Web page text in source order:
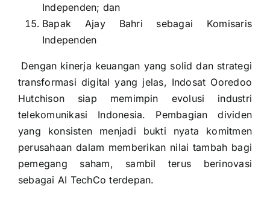
Independen; dan
Bapak Ajay Bahri sebagai Komisaris
Independen
Dengan kinerja keuangan yang solid dan strategi
transformasi digital yang jelas, Indosat Ooredoo
Hutchison siap memimpin evolusi industri
telekomunikasi Indonesia. Pembagian dividen
yang konsisten menjadi bukti nyata komitmen
perusahaan dalam memberikan nilai tambah bagi
pemegang saham, sambil terus berinovasi
sebagai AI TechCo terdepan.